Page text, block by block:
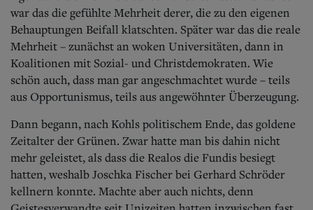
war das die gefühlte Mehrheit derer, die zu den eigenen
Behauptungen Beifall klatschten. Später war das die reale
Mehrheit – zunächst an woken Universitäten, dann in
Koalitionen mit Sozial- und Christdemokraten. Wie
schön auch, dass man gar angeschmachtet wurde – teils
aus Opportunismus, teils aus angewöhnter Überzeugung.
Dann begann, nach Kohls politischem Ende, das goldene
Zeitalter der Grünen. Zwar hatte man bis dahin nicht
mehr geleistet, als dass die Realos die Fundis besiegt
hatten, weshalb Joschka Fischer bei Gerhard Schröder
kellnern konnte. Machte aber auch nichts, denn